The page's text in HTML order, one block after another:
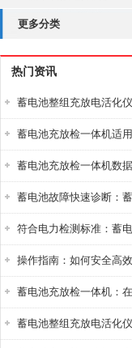
更多分类
热门资讯